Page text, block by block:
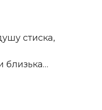
стиска,
близька…